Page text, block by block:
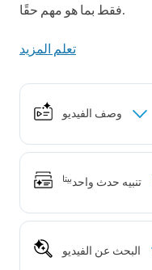
فقط بما هو مهم حقًا.
تعلم المزيد
وصف الفيديو
الحركة تمكّنك من
تنبيه حدث واحدبيتا
الآن قادرة على
قصيرة، وإرسال
عنها، وليس 10.4
البحث عن الفيديو